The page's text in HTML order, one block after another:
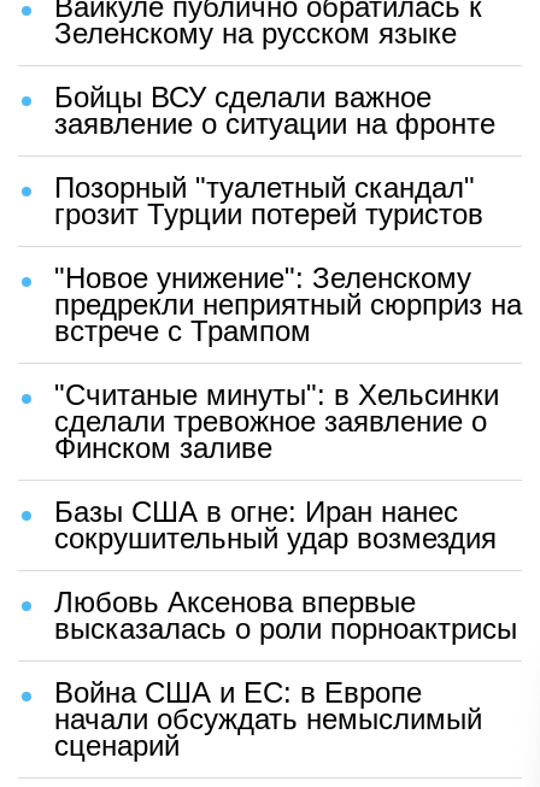
Вайкуле публично обратилась к
Зеленскому на русском языке
Бойцы ВСУ сделали важное
заявление о ситуации на фронте
Позорный "туалетный скандал"
грозит Турции потерей туристов
"Новое унижение": Зеленскому
предрекли неприятный сюрприз на
встрече с Трампом
"Считаные минуты": в Хельсинки
сделали тревожное заявление о
Финском заливе
Базы США в огне: Иран нанес
сокрушительный удар возмездия
Любовь Аксенова впервые
высказалась о роли порноактрисы
Война США и ЕС: в Европе
начали обсуждать немыслимый
сценарий